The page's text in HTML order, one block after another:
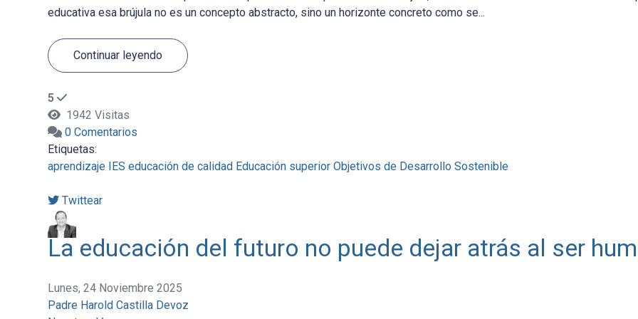
educativa esa brújula no es un concepto abstracto, sino un horizonte concreto como se...
Continuar leyendo
5
1942 Visitas
0 Comentarios
Etiquetas:
aprendizaje
IES educación de calidad Educación superior Objetivos de Desarrollo Sostenible
Twittear
La educación del futuro no puede dejar atrás al ser
Lunes, 24 Noviembre 2025
Padre Harold Castilla Devoz